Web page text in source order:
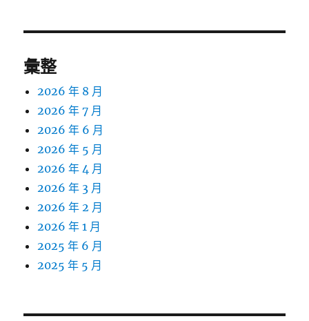
彙整
2026 年 8 月
2026 年 7 月
2026 年 6 月
2026 年 5 月
2026 年 4 月
2026 年 3 月
2026 年 2 月
2026 年 1 月
2025 年 6 月
2025 年 5 月